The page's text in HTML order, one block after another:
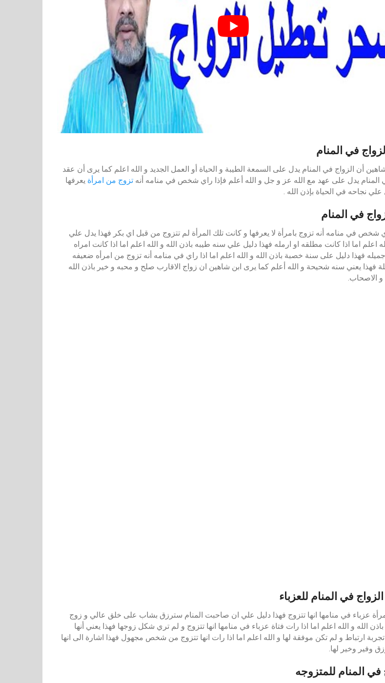
في المنام
أن الزواج في المنام يدل على السمعة الطيبة و الحياة أو العمل الجديد و الله اعلم كما يرى أن عقد
المنام يدل على عهد مع الله عز و جل و الله أعلم فإذا راي شخص في منامه أنهتزوج من امرأة يعرفها
علي نجاحه في الحياة بإذن الله .
في المنام
شخص في منامه أنه تزوج بامرأة لا يعرفها و كانت تلك المرأة لم تتزوج من قبل اي بكر فهذا يدل علي
اعلم اما اذا كانت مطلقه او ارمله فهذا دليل علي سنه طيبه باذن الله و الله اعلم اما اذا كانت امراه
فهذا دليل على سنة خصبة باذن الله و الله اعلم اما اذا راي في منامه أنه تزوج من امرأه ضعيفه
فهذا يعني سنه شحيحة و الله أعلم كما يرى ابن شاهين ان زواج الاقارب صلح و محبه و خير باذن الله
و الاصحاب.
في المنام للعزباء
عزباء في منامها انها تتزوج فهذا دليل علي ان صاحبت المنام سترزق بشاب على خلق عالي و زوج
الله و الله اعلم اما اذا رات فتاة عزباء في منامها انها تتزوج و لم تري شكل زوجها فهذا يعني أنها
ارتباط و لم تكن موفقة لها و الله اعلم اما اذا رات انها تتزوج من شخص مجهول فهذا اشارة الى انها
وفير وخير لها.
في المنام للمتزوجه